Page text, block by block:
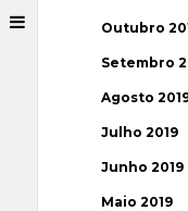
Outubro
Setembro
Agosto
Julho 2019
Junho 2019
Maio 2019